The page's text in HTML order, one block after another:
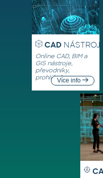
CADNÁSTROJE
Online CAD, BIM a
GIS nástroje,
převodníky,
prohlížečeVíce info